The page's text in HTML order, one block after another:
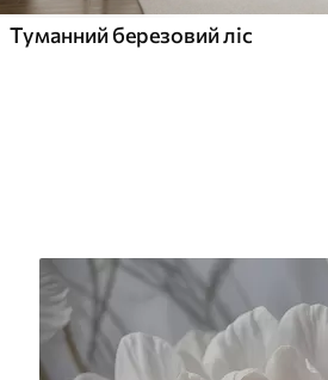
Туманний березовий ліс